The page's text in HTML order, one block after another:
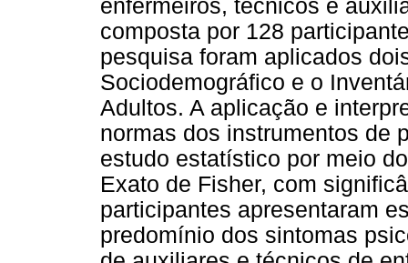
enfermeiros, técnicos e
composta por 128
pesquisa foram aplicados
Sociodemográfico e o
Adultos. A aplicação e
normas dos instrumentos de
estudo estatístico por meio
Exato de Fisher, com
participantes apresentaram
predomínio dos sintomas